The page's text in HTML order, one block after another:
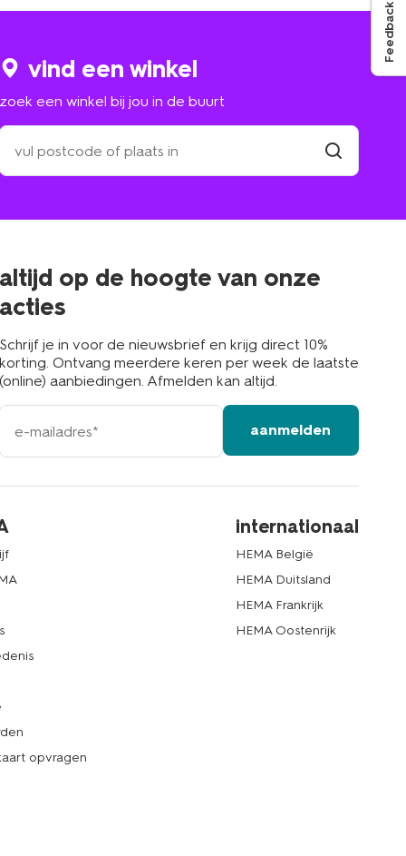
Feedback
vind een winkel
een winkel bij jou in de buurt
op de hoogte van onze
je in voor de nieuwsbrief en krijg direct 10%
Ontvang meerdere keren per week de laatste
aanbiedingen. Afmelden kan altijd.
aanmelden
opvragen
internationaal
HEMA België
HEMA Duitsland
HEMA Frankrijk
HEMA Oostenrijk